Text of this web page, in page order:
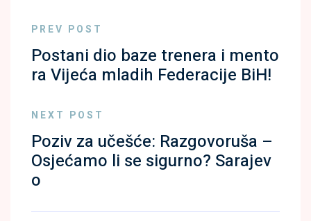
PREV POST
Postani dio baze trenera i mento
ra Vijeća mladih Federacije BiH!
NEXT POST
Poziv za učešće: Razgovoruša –
Osjećamo li se sigurno? Sarajev
o